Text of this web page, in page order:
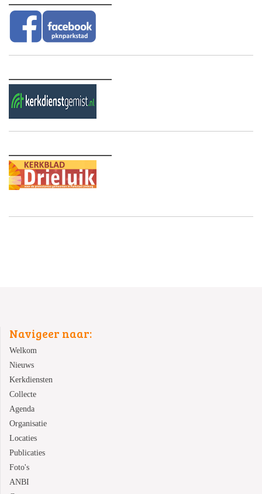
Navigeer naar:
Welkom
Nieuws
Kerkdiensten
Collecte
Agenda
Organisatie
Locaties
Publicaties
Foto's
ANBI